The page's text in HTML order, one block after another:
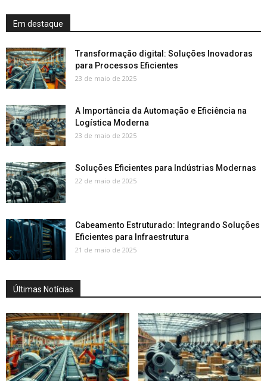
Em destaque
Transformação digital: Soluções Inovadoras
para Processos Eficientes
23 de maio de 2025
A Importância da Automação e Eficiência na
Logística Moderna
23 de maio de 2025
Soluções Eficientes para Indústrias Modernas
22 de maio de 2025
Cabeamento Estruturado: Integrando Soluções
Eficientes para Infraestrutura
21 de maio de 2025
Últimas Notícias